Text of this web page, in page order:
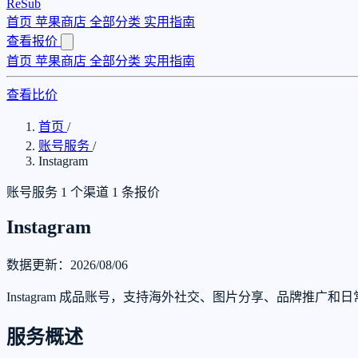
ReSub
首页 苹果商店 全部分类 实用指南
查看报价
首页 苹果商店 全部分类 实用指南
查看比价
首页 /
账号服务 /
Instagram
账号服务 1 个渠道 1 条报价
Instagram
数据更新：2026/08/06
Instagram 成品账号，支持海外社交、图片分享、品牌推广和日
服务概述